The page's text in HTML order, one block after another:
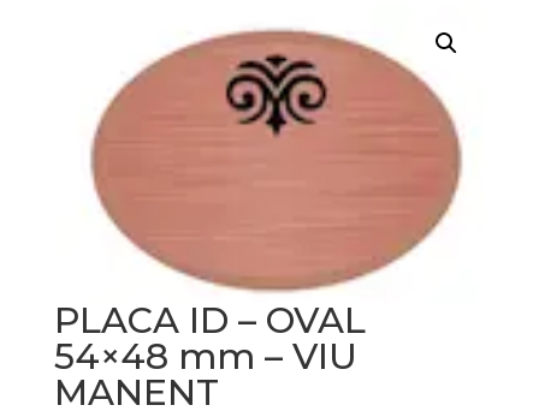
PLACA ID – OVAL
54×48 mm – VIU
MANENT